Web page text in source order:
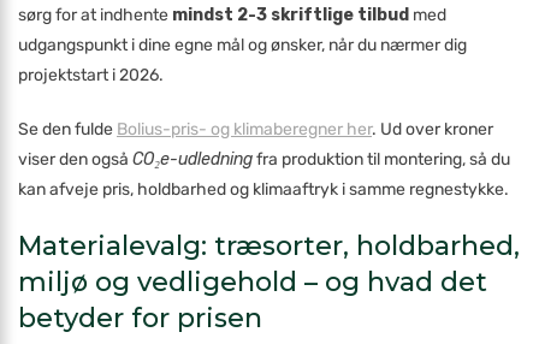
sørg for at indhente mindst 2-3 skriftlige tilbud med
udgangspunkt i dine egne mål og ønsker, når du nærmer dig
projektstart i 2026.
Se den fulde Bolius-pris- og klimaberegner her. Ud over kroner
viser den også CO₂e-udledningfra produktion til montering, så du
kan afveje pris, holdbarhed og klimaaftryk i samme regnestykke.
Materialevalg: træsorter, holdbarhed,
miljø og vedligehold – og hvad det
betyder for prisen